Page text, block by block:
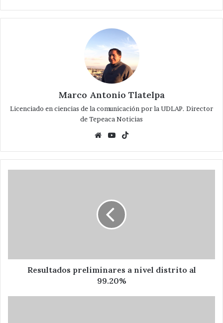
Marco Antonio Tlatelpa
Licenciado en ciencias de la comunicación por la UDLAP. Director
de Tepeaca Noticias
WebsiteYouTube
Resultados preliminares a nivel distrito al
99.20%